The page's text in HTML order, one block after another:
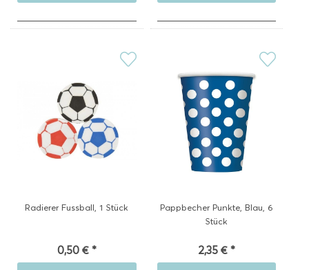
Radierer Fussball, 1 Stück
0,50 € *
Pappbecher Punkte, Blau, 6
Stück
2,35 € *